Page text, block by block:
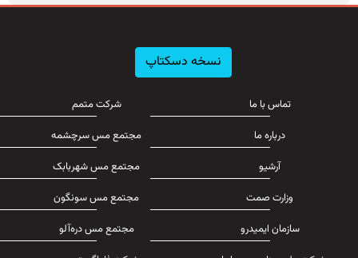
نسخه دسکتاپ
تماس با ما
درباره ما
آرشیو
وزارت صمت
سازمان ایمیدرو
شرکت متمم
مجتمع مس سرچشمه
مجتمع مس شهربابک
مجتمع مس سونگون
مجتمع مس دره‌آلو